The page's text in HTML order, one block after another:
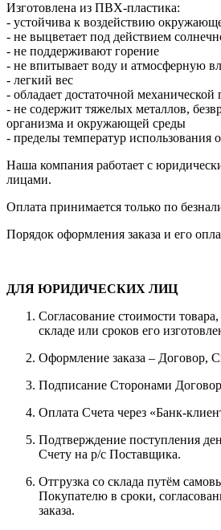
Изготовлена из ПВХ-пластика:
- устойчива к воздействию
- не выцветает под действием
- не поддерживают горение
- не впитывает воду и атмосферную
- легкий вес
- обладает достаточной
- не содержит тяжелых металлов,
организма и окружающей среды
- пределы температур использования
Наша компания работает с
лицами.
Оплата принимается только по
Порядок оформления заказа и его
ДЛЯ ЮРИДИЧЕСКИХ ЛИЦ
Согласование стоимости
складе или сроков его
Оформление заказа – Договор,
Подписание Сторонами
Оплата Счета через «Банк-
Подтверждение поступления
Счету на р/с Поставщика.
Отгрузка со склада путём
Покупателю в сроки,
заказа.